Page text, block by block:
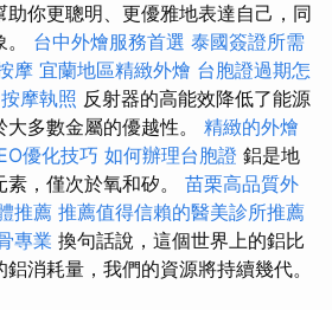
你更聰明、更優雅地表達自己，同
台中外燴服務首選 泰國簽證所需
摩 宜蘭地區精緻外燴 台胞證過期怎
按摩執照 反射器的高能效降低了能源
多數金屬的優越性。 精緻的外燴
優化技巧 如何辦理台胞證 鋁是地
，僅次於氧和矽。 苗栗高品質外
推薦 推薦值得信賴的醫美診所推薦
專業 換句話說，這個世界上的鋁比
消耗量，我們的資源將持續幾代。